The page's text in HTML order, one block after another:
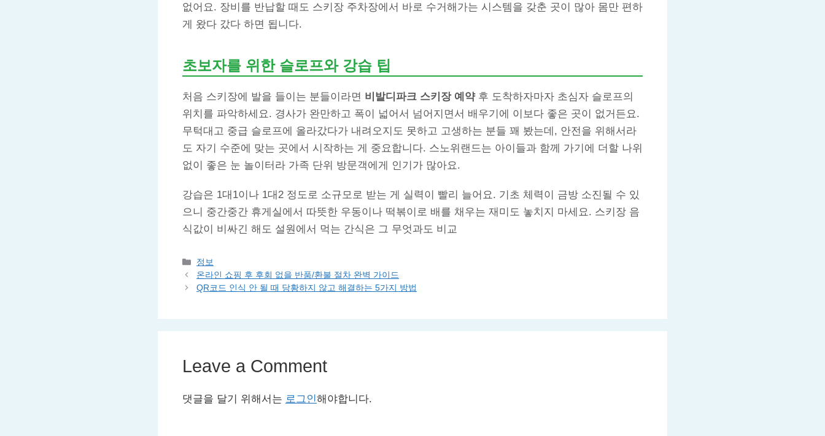
없어요. 장비를 반납할 때도 스키장 주차장에서 바로 수거해가는 시스템을 갖춘 곳이 많아 몸만 편하
게 왔다 갔다 하면 됩니다.
초보자를 위한 슬로프와 강습 팁
처음 스키장에 발을 들이는 분들이라면 비발디파크 스키장 예약후 도착하자마자 초심자 슬로프의
위치를 파악하세요. 경사가 완만하고 폭이 넓어서 넘어지면서 배우기에 이보다 좋은 곳이 없거든요.
무턱대고 중급 슬로프에 올라갔다가 내려오지도 못하고 고생하는 분들 꽤 봤는데, 안전을 위해서라
도 자기 수준에 맞는 곳에서 시작하는 게 중요합니다. 스노위랜드는 아이들과 함께 가기에 더할 나위
없이 좋은 눈 놀이터라 가족 단위 방문객에게 인기가 많아요.
강습은 1대1이나 1대2 정도로 소규모로 받는 게 실력이 빨리 늘어요. 기초 체력이 금방 소진될 수 있
으니 중간중간 휴게실에서 따뜻한 우동이나 떡볶이로 배를 채우는 재미도 놓치지 마세요. 스키장 음
식값이 비싸긴 해도 설원에서 먹는 간식은 그 무엇과도 비교
Categories
정보
온라인 쇼핑 후 후회 없을 반품/환불 절차 완벽 가이드
QR코드 인식 안 될 때 당황하지 않고 해결하는 5가지 방법
Leave a Comment
댓글을 달기 위해서는 로그인해야합니다.